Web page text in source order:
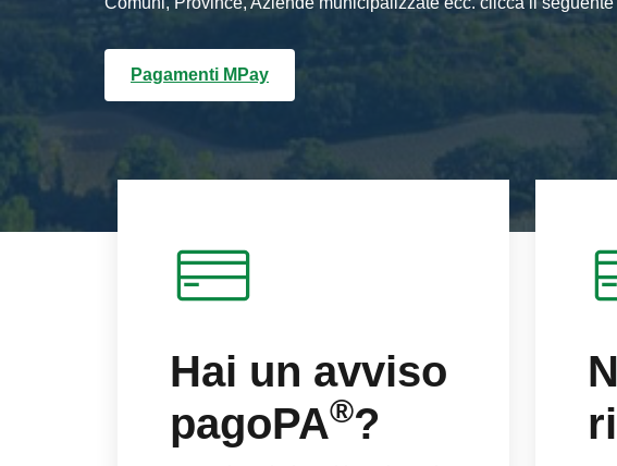
Pagamenti MPay
Hai un avviso
pagoPA®?